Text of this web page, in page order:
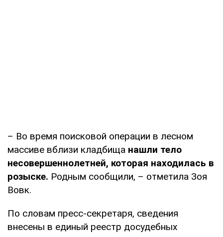
– Во время поисковой операции в лесном
массиве вблизи кладбища нашли тело
несовершеннолетней, которая находилась в
розыске. Родным сообщили, – отметила Зоя
Вовк.
По словам пресс-секретаря, сведения
внесены в единый реестр досудебных